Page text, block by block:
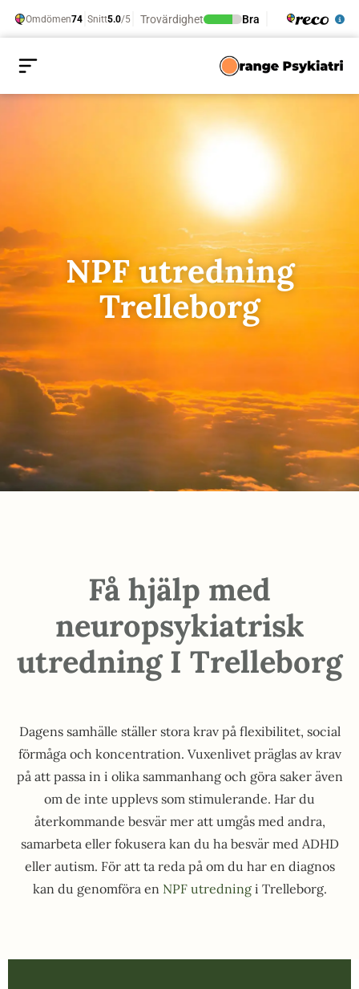
NPF utredning
Trelleborg
Få hjälp med
neuropsykiatrisk
utredning I Trelleborg
Dagens samhälle ställer stora krav på flexibilitet, social
förmåga och koncentration. Vuxenlivet präglas av krav
på att passa in i olika sammanhang och göra saker även
om de inte upplevs som stimulerande. Har du
återkommande besvär mer att umgås med andra,
samarbeta eller fokusera kan du ha besvär med ADHD
eller autism. För att ta reda på om du har en diagnos
kan du genomföra en NPF utredningi Trelleborg.